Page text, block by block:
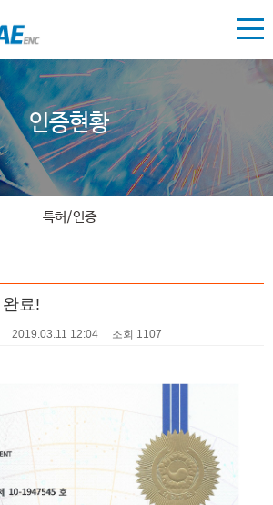
인증현황
특허/인증
료!
2019.03.11 12:04 조회 1107